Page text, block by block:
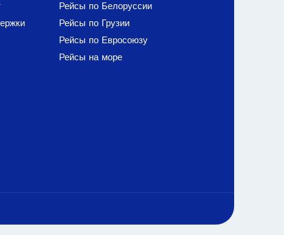
Рейсы по Белоруссии
Рейсы по Грузии
Рейсы по Евросоюзу
Рейсы на море